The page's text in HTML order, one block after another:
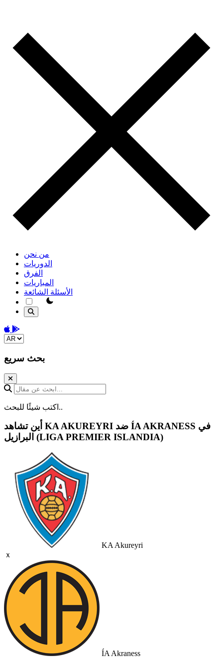
من نحن
الدوريات
الفرق
المباريات
الأسئلة الشائعة
theme switcher
Download on the App Store
Get it on Google Play
Change language
بحث سريع
ابحث عن مقال...
اكتب شيئًا للبحث..
KA AKUREYRI ÍA AKRANESS
البرازيل (LIGA PREMIER ISLANDIA)
KA Akureyri
ｘ
ÍA Akraness